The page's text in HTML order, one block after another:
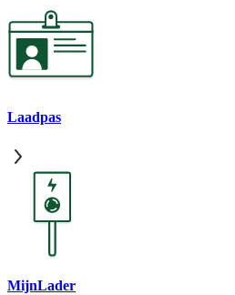
Laadpas
MijnLader